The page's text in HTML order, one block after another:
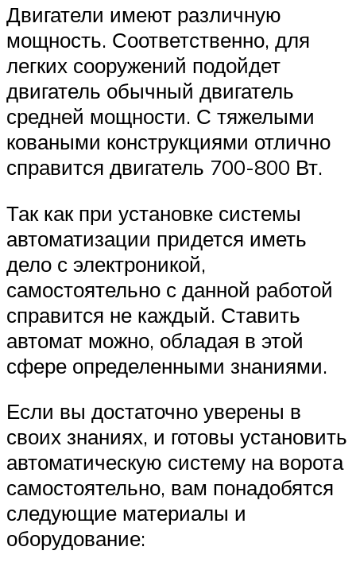
Двигатели имеют различную
мощность. Соответственно, для
легких сооружений подойдет
двигатель обычный двигатель
средней мощности. С тяжелыми
коваными конструкциями отлично
справится двигатель 700-800 Вт.
Так как при установке системы
автоматизации придется иметь
дело с электроникой,
самостоятельно с данной работой
справится не каждый. Ставить
автомат можно, обладая в этой
сфере определенными знаниями.
Если вы достаточно уверены в
своих знаниях, и готовы установить
автоматическую систему на ворота
самостоятельно, вам понадобятся
следующие материалы и
оборудование: